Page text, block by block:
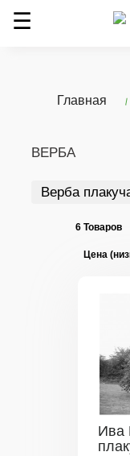
Главная
ВЕРБА
Верба
6
Ива